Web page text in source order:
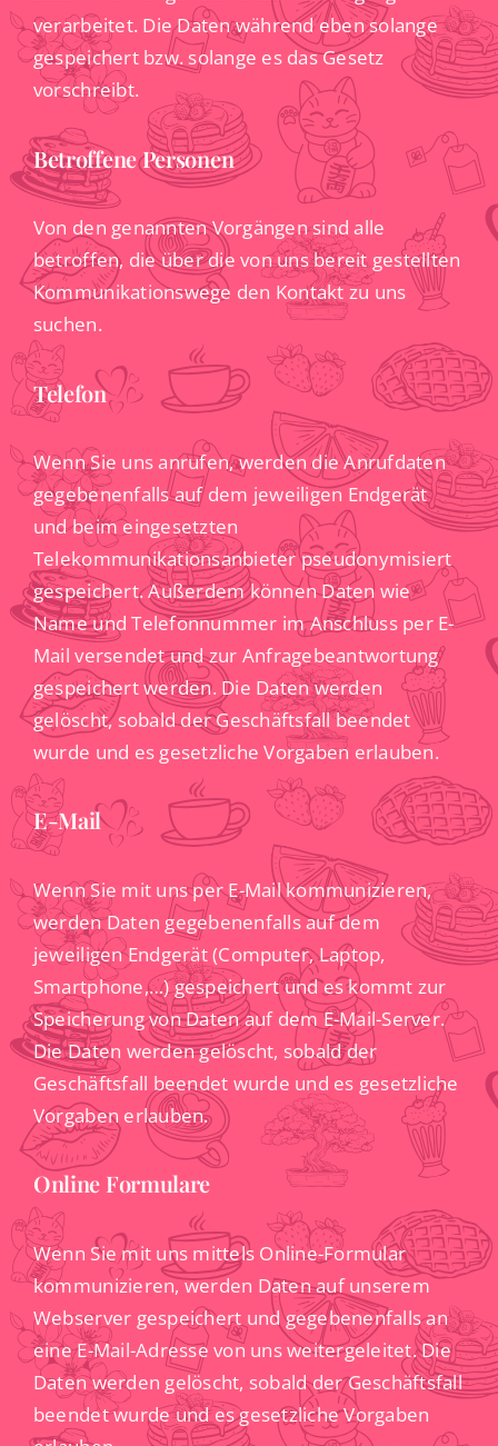
verarbeitet. Die Daten während eben solange
gespeichert bzw. solange es das Gesetz
vorschreibt.
Betroffene Personen
Von den genannten Vorgängen sind alle
betroffen, die über die von uns bereit gestellten
Kommunikationswege den Kontakt zu uns
suchen.
Telefon
Wenn Sie uns anrufen, werden die Anrufdaten
gegebenenfalls auf dem jeweiligen Endgerät
und beim eingesetzten
Telekommunikationsanbieter pseudonymisiert
gespeichert. Außerdem können Daten wie
Name und Telefonnummer im Anschluss per E-
Mail versendet und zur Anfragebeantwortung
gespeichert werden. Die Daten werden
gelöscht, sobald der Geschäftsfall beendet
wurde und es gesetzliche Vorgaben erlauben.
E-Mail
Wenn Sie mit uns per E-Mail kommunizieren,
werden Daten gegebenenfalls auf dem
jeweiligen Endgerät (Computer, Laptop,
Smartphone,…) gespeichert und es kommt zur
Speicherung von Daten auf dem E-Mail-Server.
Die Daten werden gelöscht, sobald der
Geschäftsfall beendet wurde und es gesetzliche
Vorgaben erlauben.
Online Formulare
Wenn Sie mit uns mittels Online-Formular
kommunizieren, werden Daten auf unserem
Webserver gespeichert und gegebenenfalls an
eine E-Mail-Adresse von uns weitergeleitet. Die
Daten werden gelöscht, sobald der Geschäftsfall
beendet wurde und es gesetzliche Vorgaben